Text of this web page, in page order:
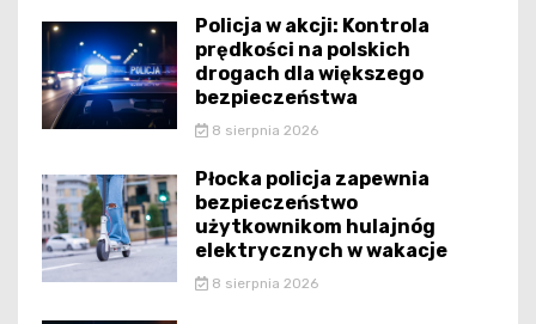
Policja w akcji: Kontrola
prędkości na polskich
drogach dla większego
bezpieczeństwa
8 sierpnia 2026
Płocka policja zapewnia
bezpieczeństwo
użytkownikom hulajnóg
elektrycznych w wakacje
8 sierpnia 2026